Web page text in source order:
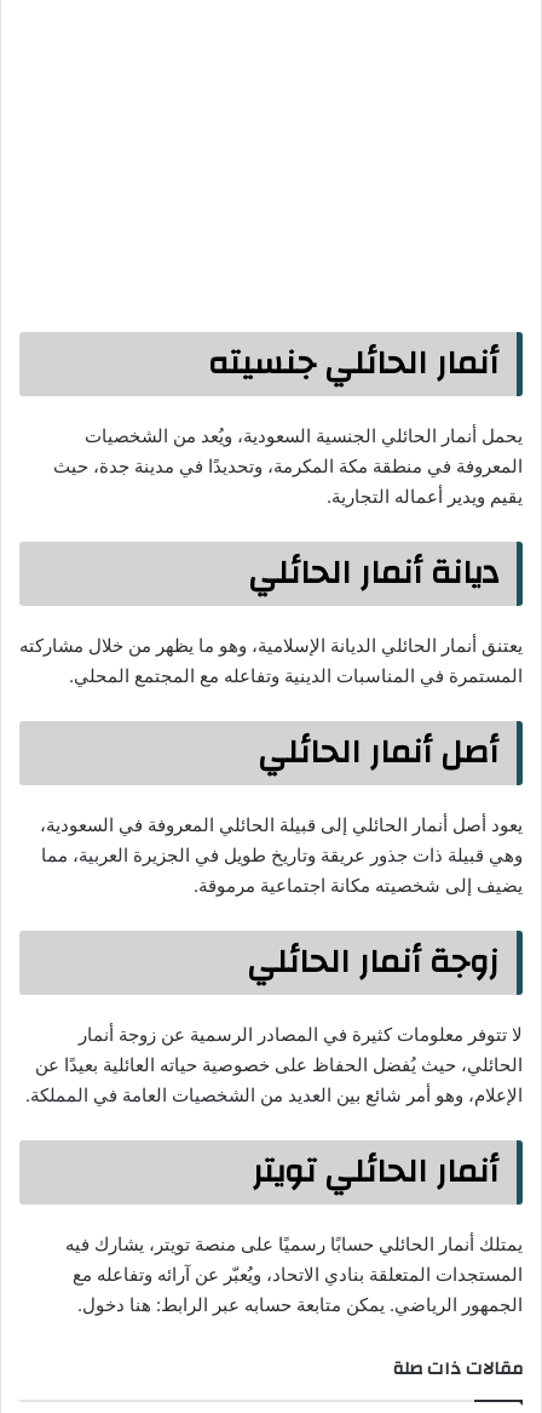
أنمار الحائلي جنسيته
يحمل أنمار الحائلي الجنسية السعودية، ويُعد من الشخصيات
المعروفة في منطقة مكة المكرمة، وتحديدًا في مدينة جدة، حيث
يقيم ويدير أعماله التجارية.
ديانة أنمار الحائلي
يعتنق أنمار الحائلي الديانة الإسلامية، وهو ما يظهر من خلال مشاركته
المستمرة في المناسبات الدينية وتفاعله مع المجتمع المحلي.
أصل أنمار الحائلي
يعود أصل أنمار الحائلي إلى قبيلة الحائلي المعروفة في السعودية،
وهي قبيلة ذات جذور عريقة وتاريخ طويل في الجزيرة العربية، مما
يضيف إلى شخصيته مكانة اجتماعية مرموقة.
زوجة أنمار الحائلي
لا تتوفر معلومات كثيرة في المصادر الرسمية عن زوجة أنمار
الحائلي، حيث يُفضل الحفاظ على خصوصية حياته العائلية بعيدًا عن
الإعلام، وهو أمر شائع بين العديد من الشخصيات العامة في المملكة.
أنمار الحائلي تويتر
يمتلك أنمار الحائلي حسابًا رسميًا على منصة تويتر، يشارك فيه
المستجدات المتعلقة بنادي الاتحاد، ويُعبّر عن آرائه وتفاعله مع
الجمهور الرياضي. يمكن متابعة حسابه عبر الرابط: هنا دخول.
مقالات ذات صلة